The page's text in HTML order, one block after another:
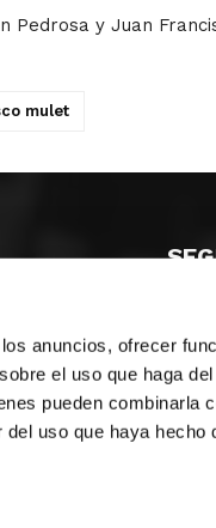
anuncios, ofrecer
el uso que haga
pueden combinarla
uso que haya hecho
y Juan
mulet